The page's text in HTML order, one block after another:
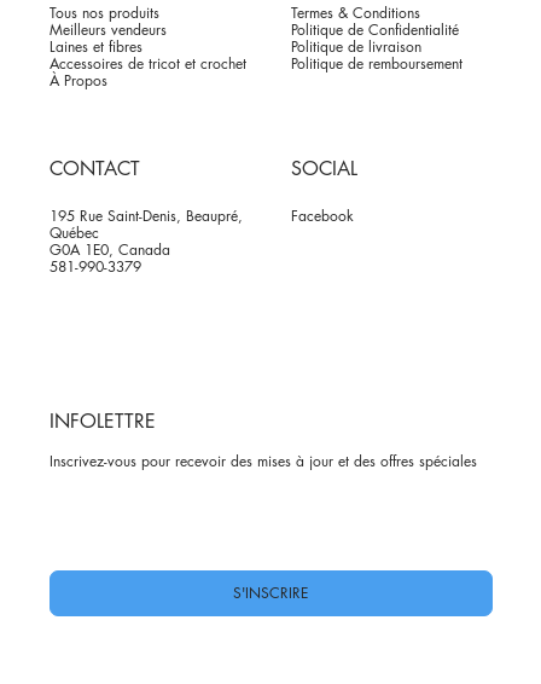
Tous nos produits
Meilleurs vendeurs
Laines et fibres
Accessoires de tricot et crochet
À Propos
Termes & Conditions
Politique de Confidentialité
Politique de livraison
Politique de remboursement
CONTACT
195 Rue Saint-Denis, Beaupré,
Québec
G0A 1E0, Canada
581-990-3379
SOCIAL
Facebook
INFOLETTRE
Inscrivez-vous pour recevoir des mises à jour et des offres spéciales
S'INSCRIRE